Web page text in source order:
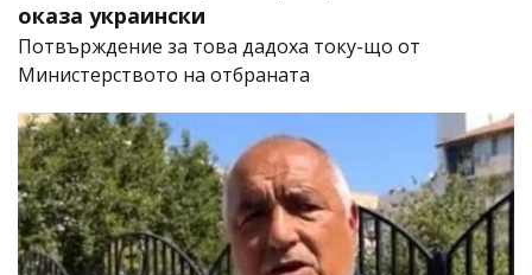
оказа украински
Потвърждение за това дадоха току-що от
Министерството на отбраната